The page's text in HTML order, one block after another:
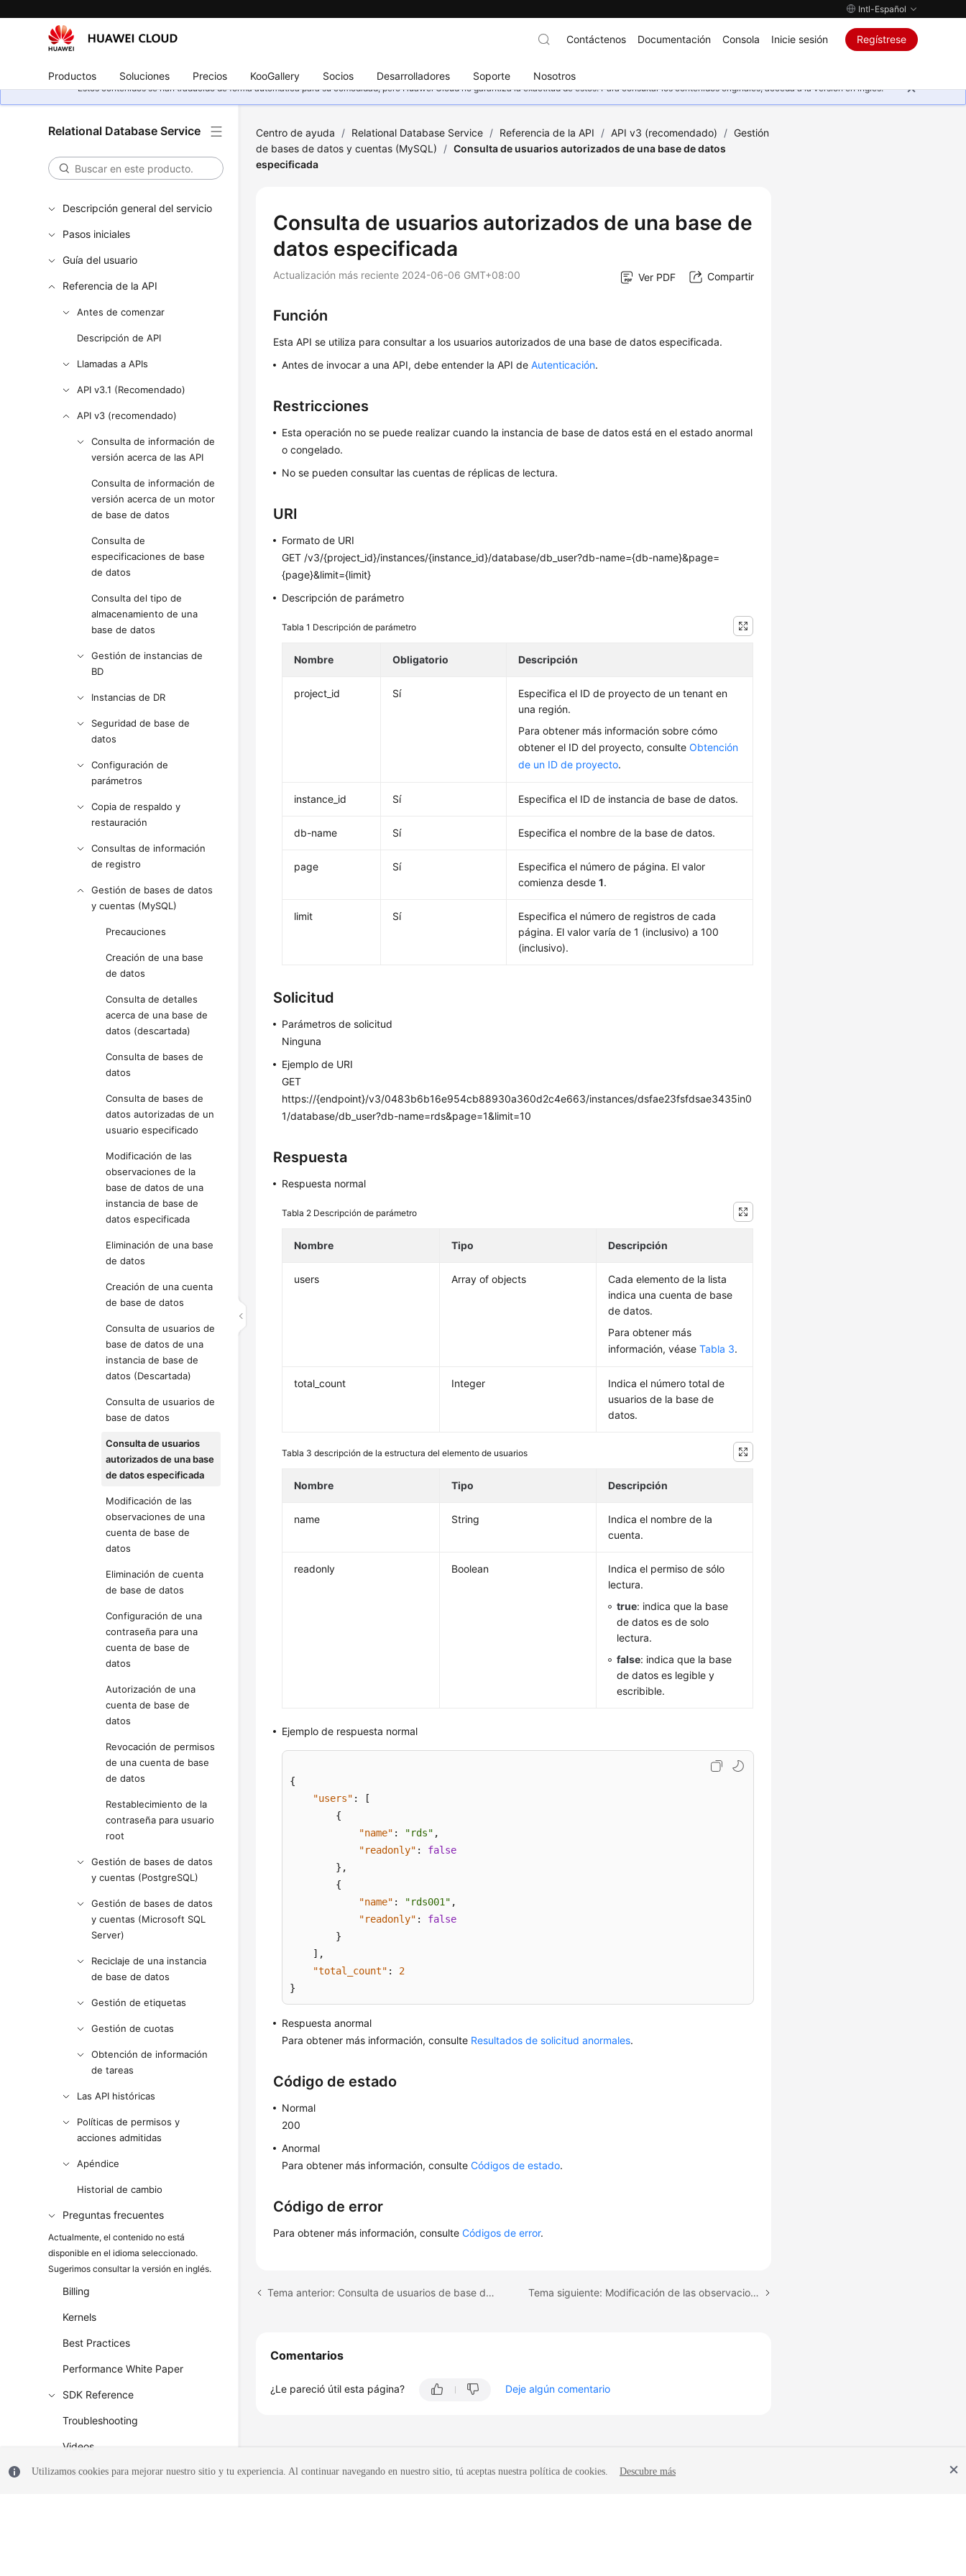
Intl-Español
Productos Soluciones Precios KooGallery Socios Desarrolladores Soporte Nosotros
Contáctenos Documentación Consola Inicie sesión Regístrese
Estos contenidos se han traducido de forma automática para su comodidad, pero Huawei Cloud no garantiza la exactitud de estos. Para consultar los contenidos originales, acceda a la versión en inglés.
Relational Database Service
Descripción general del servicio
Pasos iniciales
Guía del usuario
Referencia de la API
Antes de comenzar
Descripción de API
Llamadas a APIs
API v3.1 (Recomendado)
API v3 (recomendado)
Consulta de información de
versión acerca de las API
Consulta de información de
versión acerca de un motor
de base de datos
Consulta de
especificaciones de base
de datos
Consulta del tipo de
almacenamiento de una
base de datos
Gestión de instancias de
BD
Instancias de DR
Seguridad de base de
datos
Configuración de
parámetros
Copia de respaldo y
restauración
Consultas de información
de registro
Gestión de bases de datos
y cuentas (MySQL)
Precauciones
Creación de una base
de datos
Consulta de detalles
acerca de una base de
datos (descartada)
Consulta de bases de
datos
Consulta de bases de
datos autorizadas de un
usuario especificado
Modificación de las
observaciones de la
base de datos de una
instancia de base de
datos especificada
Eliminación de una base
de datos
Creación de una cuenta
de base de datos
Consulta de usuarios de
base de datos de una
instancia de base de
datos (Descartada)
Consulta de usuarios de
base de datos
Consulta de usuarios
autorizados de una base
de datos especificada
Modificación de las
observaciones de una
cuenta de base de
datos
Eliminación de cuenta
de base de datos
Configuración de una
contraseña para una
cuenta de base de
datos
Autorización de una
cuenta de base de
datos
Revocación de permisos
de una cuenta de base
de datos
Restablecimiento de la
contraseña para usuario
root
Gestión de bases de datos
y cuentas (PostgreSQL)
Gestión de bases de datos
y cuentas (Microsoft SQL
Server)
Reciclaje de una instancia
de base de datos
Gestión de etiquetas
Gestión de cuotas
Obtención de información
de tareas
Las API históricas
Políticas de permisos y
acciones admitidas
Apéndice
Historial de cambio
Preguntas frecuentes
Actualmente, el contenido no está
disponible en el idioma seleccionado.
Sugerimos consultar la versión en inglés.
Billing
Kernels
Best Practices
Performance White Paper
SDK Reference
Troubleshooting
Videos
Glossary
Centro de ayuda / Relational Database Service / Referencia de la API / API v3 (recomendado) / Gestión
de bases de datos y cuentas (MySQL)
/ Consulta de usuarios autorizados de una base de datos
especificada
Consulta de usuarios autorizados de una base de
datos especificada
Actualización más reciente 2024-06-06 GMT+08:00 Ver PDF Compartir
Función
Esta API se utiliza para consultar a los usuarios autorizados de una base de datos especificada.
Antes de invocar a una API, debe entender la API deAutenticación.
Restricciones
Esta operación no se puede realizar cuando la instancia de base de datos está en el estado anormal
o congelado.
No se pueden consultar las cuentas de réplicas de lectura.
URI
Formato de URI
GET /v3/{project_id}/instances/{instance_id}/database/db_user?db-name={db-name}&page=
{page}&limit={limit}
Descripción de parámetro
Tabla 1 Descripción de parámetro
Nombre Obligatorio Descripción
project_id Sí
Especifica el ID de proyecto de un tenant en
una región.
Para obtener más información sobre cómo
obtener el ID del proyecto, consulteObtención
de un ID de proyecto.
instance_id Sí Especifica el ID de instancia de base de datos.
db-name Sí Especifica el nombre de la base de datos.
page Sí
Especifica el número de página. El valor
comienza desde1.
limit Sí
Especifica el número de registros de cada
página. El valor varía de 1 (inclusivo) a 100
(inclusivo).
Solicitud
Parámetros de solicitud
Ninguna
Ejemplo de URI
GET
https://{endpoint}/v3/0483b6b16e954cb88930a360d2c4e663/instances/dsfae23fsfdsae3435in0
1/database/db_user?db-name=rds&page=1&limit=10
Respuesta
Respuesta normal
Tabla 2 Descripción de parámetro
Nombre Tipo Descripción
users Array of objects
Cada elemento de la lista
indica una cuenta de base
de datos.
Para obtener más
información, véaseTabla 3.
total_count Integer
Indica el número total de
usuarios de la base de
datos.
Tabla 3descripción de la estructura del elemento de usuarios
Nombre Tipo Descripción
name String
Indica el nombre de la
cuenta.
readonly Boolean
Indica el permiso de sólo
lectura.
true: indica que la base
de datos es de solo
lectura.
false: indica que la base
de datos es legible y
escribible.
Ejemplo de respuesta normal
{
"users" :
[
{
"name" : "rds" ,
"readonly" :
false
} ,
{
"name" : "rds001" ,
"readonly" :
false
}
] ,
"total_count" :
2
}
Respuesta anormal
Para obtener más información, consulte Resultados de solicitud anormales.
Código de estado
Normal
200
Anormal
Para obtener más información, consulteCódigos de estado.
Código de error
Para obtener más información, consulteCódigos de error.
Tema anterior: Consulta de usuarios de base de datos Tema siguiente: Modificación de las observaciones de una cuenta de base de datos
Comentarios
¿Le pareció útil esta página? Deje algún comentario
Utilizamos cookies para mejorar nuestro sitio y tu experiencia. Al continuar navegando en nuestro sitio, tú aceptas nuestra política de cookies. Descubre más